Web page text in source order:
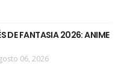
DE FANTASIA 2026: ANIME
06, 2026